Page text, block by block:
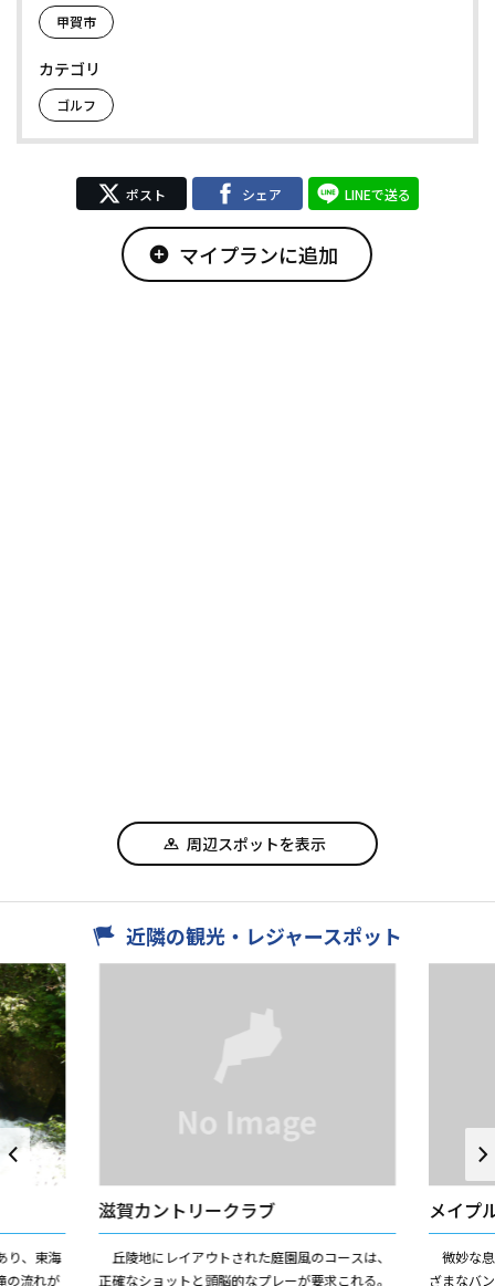
甲賀市
カテゴリ
ゴルフ
ポスト シェア LINEで送る
add_circle マイプランに追加
周辺スポットを表示
近隣の観光・レジャースポット
り、東海
の流れが
滋賀カントリークラブ
丘陵地にレイアウトされた庭園風のコースは、
正確なショットと頭脳的なプレーが要求これる。
メイプ
微妙な
ざまなバ